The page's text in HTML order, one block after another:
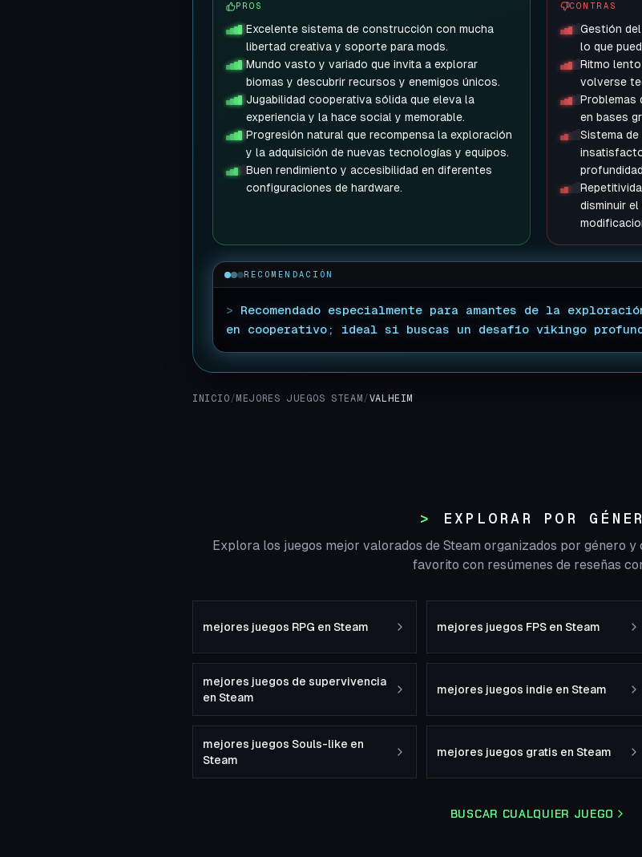
PROS
Excelente sistema de construcción con mucha
libertad creativa y soporte para mods.
Mundo vasto y variado que invita a explorar
biomas y descubrir recursos y enemigos únicos.
Jugabilidad cooperativa sólida que eleva la
experiencia y la hace social y memorable.
Progresión natural que recompensa la exploración
y la adquisición de nuevas tecnologías y equipos.
Buen rendimiento y accesibilidad en diferentes
configuraciones de hardware.
CONTRAS
Gestión
lo que
Ritmo
volverse
Problemas
en bases
Sistema
disminuir
RECOMENDACIÓN
> Recomendado especialmente para amantes de la
en cooperativo; ideal si buscas un desafío vikingo
INICIO / MEJORES JUEGOS STEAM /VALHEIM
EXPLORAR POR
Explora los juegos mejor valorados de Steam organizados por género
favorito con resúmenes de reseñas
mejores juegos RPG en Steam mejores juegos FPS en Steam
mejores juegos de supervivencia
en Steam
mejores juegos indie en Steam
mejores juegos Souls-like en
Steam
mejores juegos gratis en Steam
BUSCAR CUALQUIER JUEGO